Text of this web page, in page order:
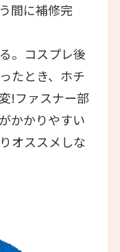
間に補修完
。コスプレ後
たとき、ホチ
!ファスナー部
かかりやすい
オススメしな